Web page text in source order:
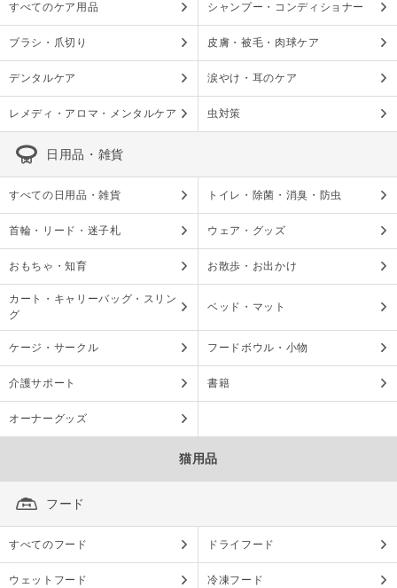
すべてのケア用品 シャンプー・コンディショナー
ブラシ・爪切り 皮膚・被毛・肉球ケア
デンタルケア 涙やけ・耳のケア
レメディ・アロマ・メンタルケア 虫対策
日用品・雑貨
すべての日用品・雑貨 トイレ・除菌・消臭・防虫
首輪・リード・迷子札 ウェア・グッズ
おもちゃ・知育 お散歩・お出かけ
カート・キャリーバッグ・スリン
グ
ベッド・マット
ケージ・サークル フードボウル・小物
介護サポート 書籍
オーナーグッズ
猫用品
フード
すべてのフード ドライフード
ウェットフード 冷凍フード